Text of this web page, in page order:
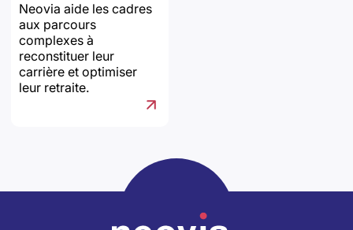
Neovia aide les cadres
aux parcours
complexes à
reconstituer leur
carrière et optimiser
leur retraite.